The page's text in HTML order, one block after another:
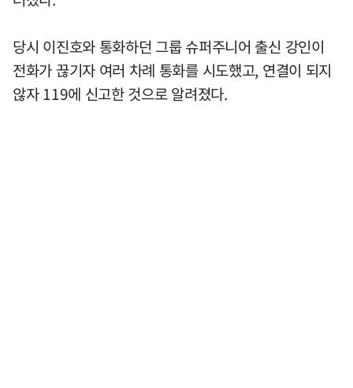
당시 이진호와 통화하던 그룹 슈퍼주니어 출신 강인이
전화가 끊기자 여러 차례 통화를 시도했고, 연결이 되지
않자 119에 신고한 것으로 알려졌다.